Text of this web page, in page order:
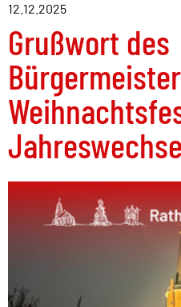
12.12.2025
Grußwort des